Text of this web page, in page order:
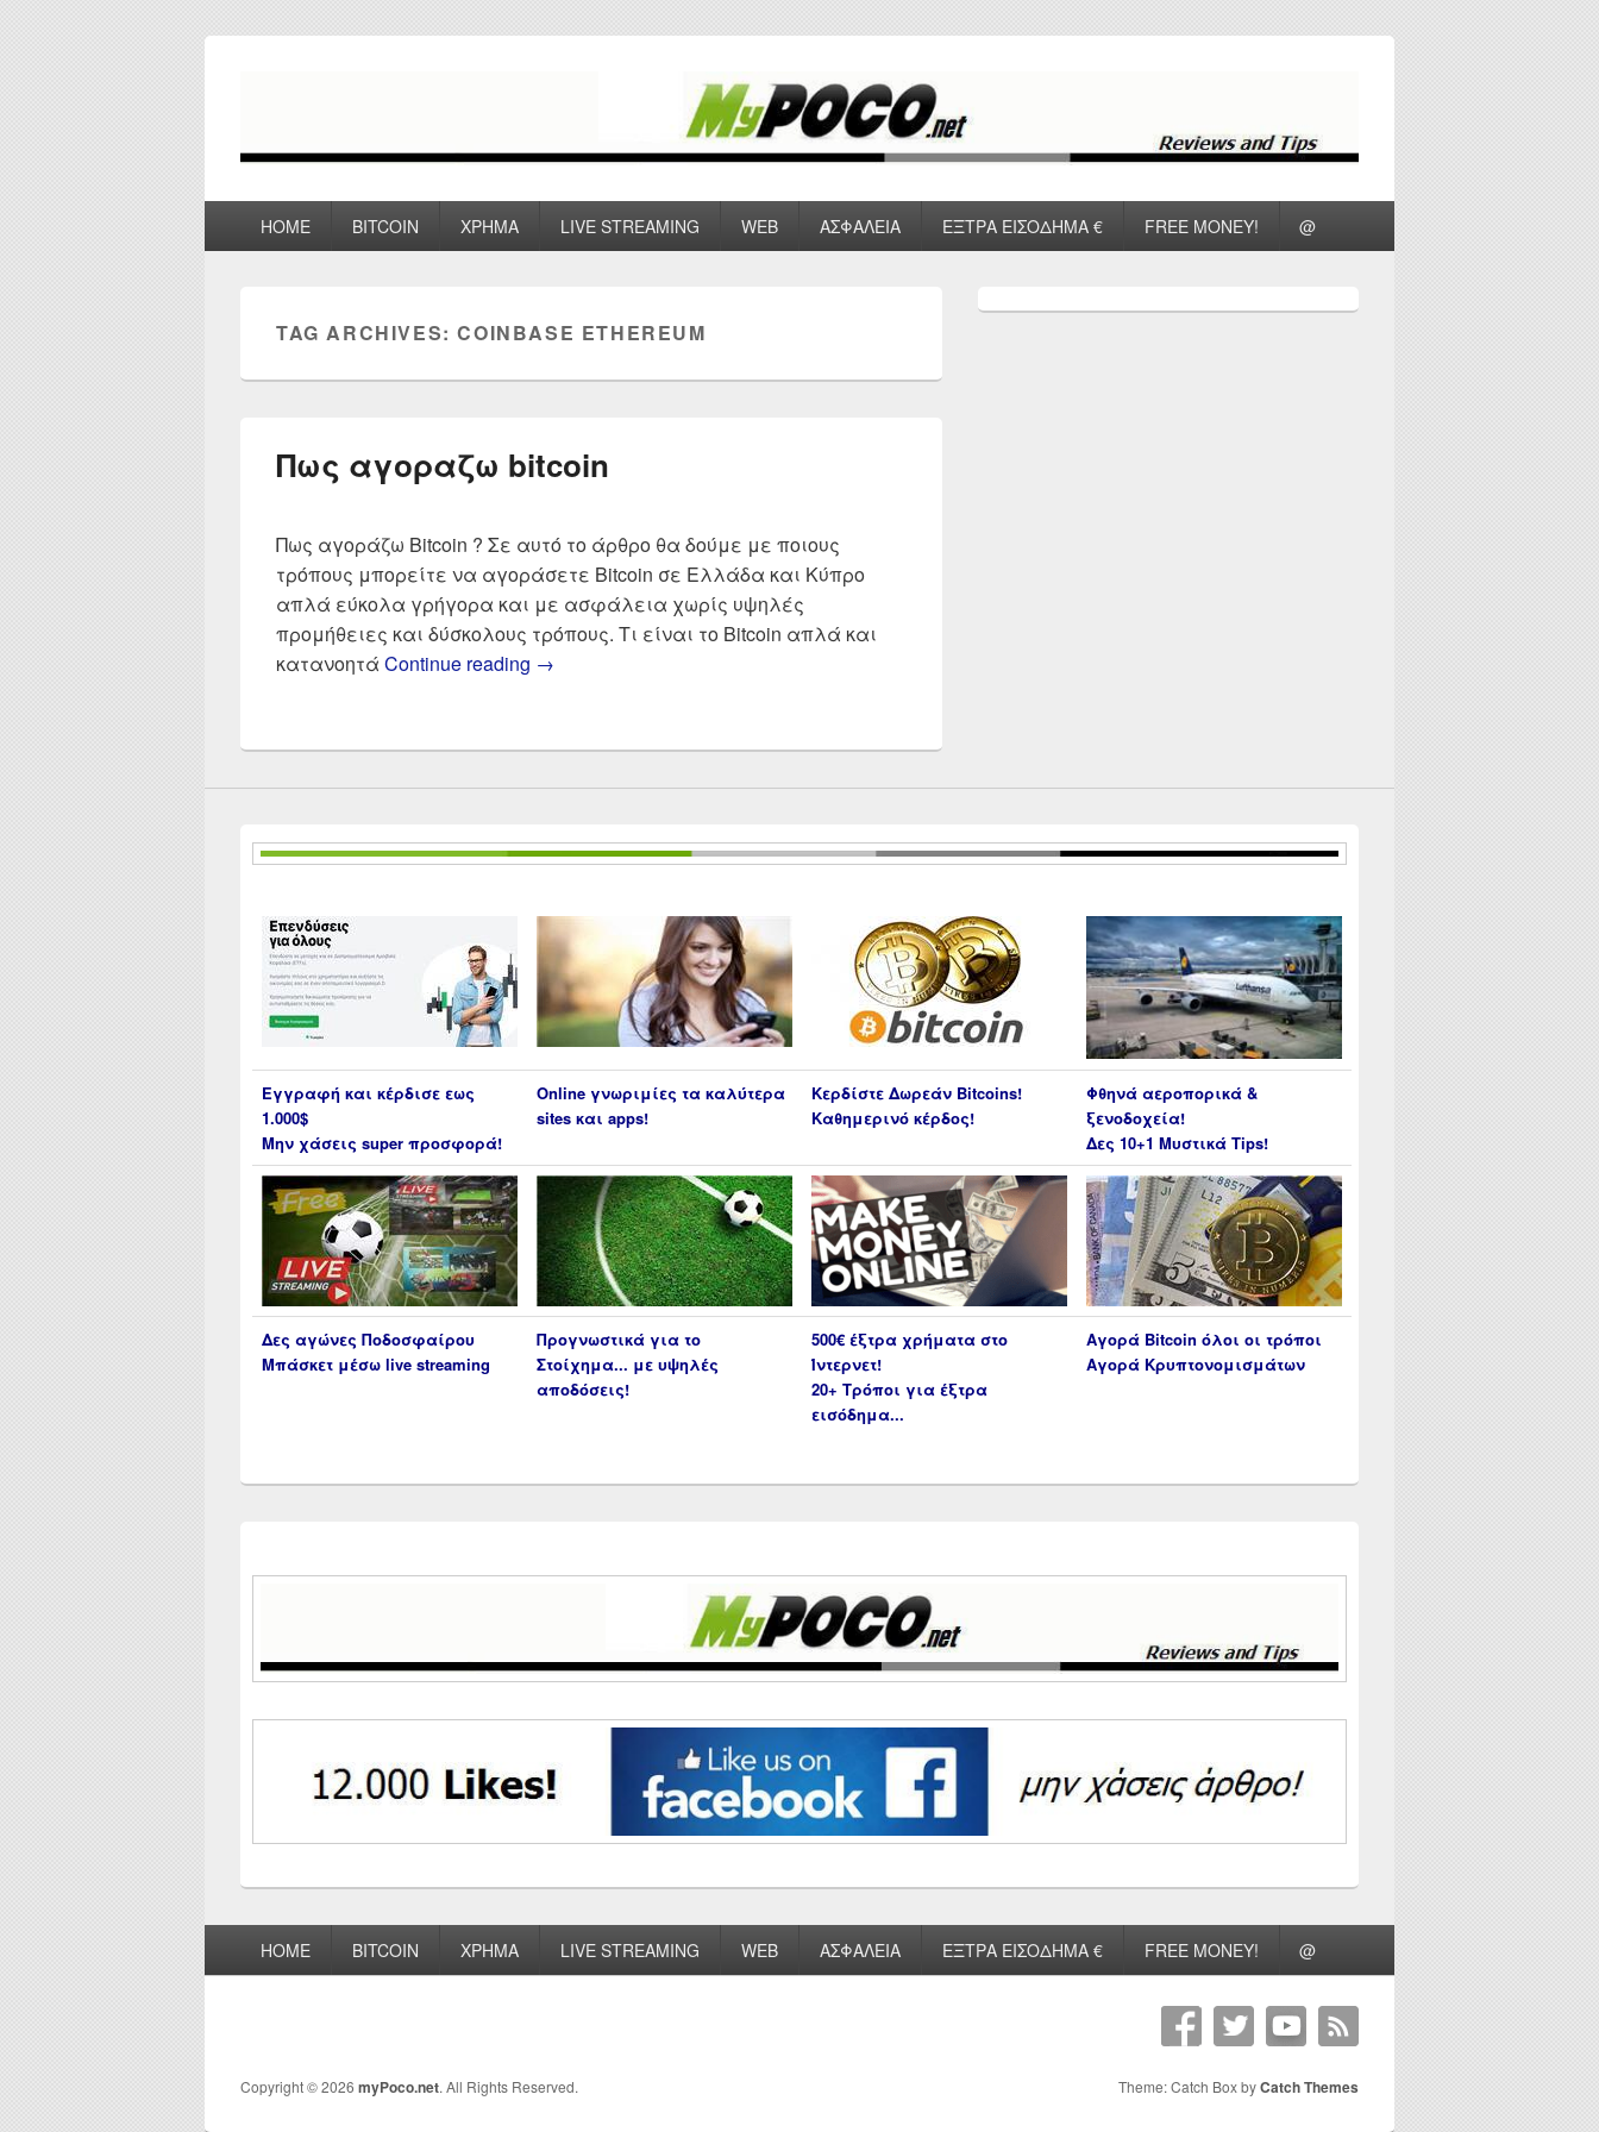
HOME BITCOIN ΧΡΗΜΑ LIVE STREAMING WEB ΑΣΦΑΛΕΙΑ ΕΞΤΡΑ ΕΙΣΟΔΗΜΑ € FREE MONEY! @
TAG ARCHIVES:COINBASE ETHEREUM
Πως αγοραζω bitcoin
Πως αγοράζω Bitcoin ? Σε αυτό το άρθρο θα δούμε με ποιους
τρόπους μπορείτε να αγοράσετε Bitcoin σε Ελλάδα και Κύπρο
απλά εύκολα γρήγορα και με ασφάλεια χωρίς υψηλές
προμήθειες και δύσκολους τρόπους. Τι είναι το Bitcoin απλά και
κατανοητά Continue reading Πως αγοραζω bitcoin
→
Sidebar
Εγγραφή και κέρδισε εως
1.000$
Μην χάσεις super προσφορά!
Online γνωριμίες τα καλύτερα
sites και apps!
Κερδίστε Δωρεάν Bitcoins!
Καθημερινό κέρδος!
Φθηνά αεροπορικά &
ξενοδοχεία!
Δες 10+1 Μυστικά Tips!
Δες αγώνες Ποδοσφαίρου
Μπάσκετ μέσω live streaming
Προγνωστικά για το
Στοίχημα... με υψηλές
αποδόσεις!
500€ έξτρα χρήματα στο
Ίντερνετ!
20+ Τρόποι για έξτρα
εισόδημα...
Αγορά Bitcoin όλοι οι τρόποι
Αγορά Κρυπτονομισμάτων
HOME BITCOIN ΧΡΗΜΑ LIVE STREAMING WEB ΑΣΦΑΛΕΙΑ ΕΞΤΡΑ ΕΙΣΟΔΗΜΑ € FREE MONEY! @
Copyright © 2026 myPoco.net. All Rights Reserved. Theme: Catch Box byCatch Themes